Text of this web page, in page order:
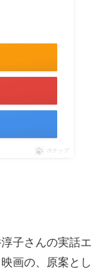
ポチップ
子さんの実話エ
画の、原案とし